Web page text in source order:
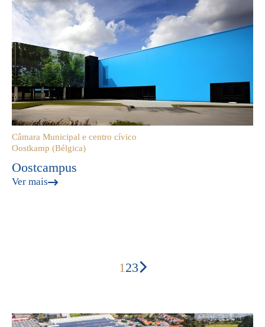
Câmara Municipal e centro cívico
Oostkamp (Bélgica)
Oostcampus
Ver mais
123